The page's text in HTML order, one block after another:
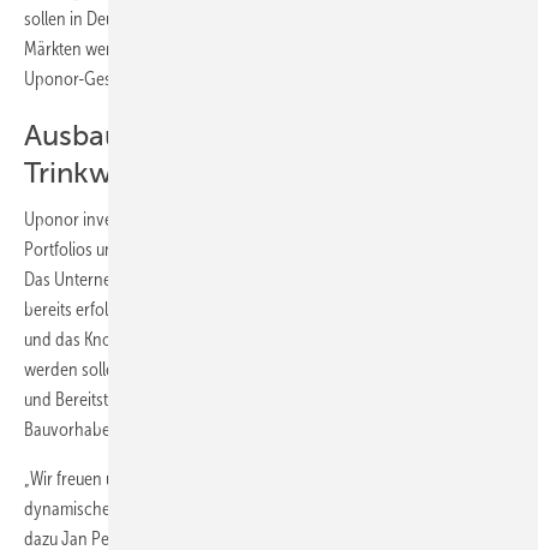
sollen in Deutschland bestehen bleiben. In den internationalen
Märkten werden die Vertriebswege durch das Netzwerk der dortigen
Uponor-Gesellschaften und -Vertriebspartner weiter ausgebaut.
Ausbau der Kompetenz im Bereich
Trinkwasser
Uponor investiert mit den Übernahmen gezielt in den Ausbau seines
Portfolios und seiner Innovationskraft für den Bereich Trinkwasser.
Das Unternehmen bietet in dem zukunftsträchtigen Geschäftsfeld
bereits erfolgreiche Systemlösungen an, die nun durch die Produkte
und das Know-how von KaMo und Delta ergänzt und ausgebaut
werden sollen. Eine besondere Stärke liegt dabei in der Entwicklung
und Bereitstellung von Lösungen für individuelle Projekte und
Bauvorhaben.
„Wir freuen uns, mit KaMo und Delta zwei sehr wachstumsstarke und
dynamische Unternehmen in der Uponor Familie zu begrüßen“, erklärt
dazu Jan Peter Tewes, Executive Vice President Building Solutions